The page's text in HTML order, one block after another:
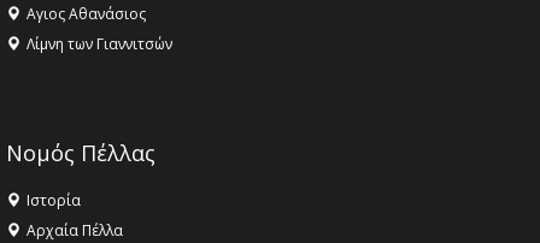
Αγιος Αθανάσιος
Λίμνη των Γιαννιτσών
Νομός Πέλλας
Ιστορία
Αρχαία Πέλλα